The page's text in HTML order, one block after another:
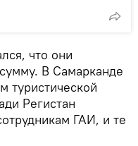
что они
В Самарканде
туристической
Регистан
ГАИ, и те